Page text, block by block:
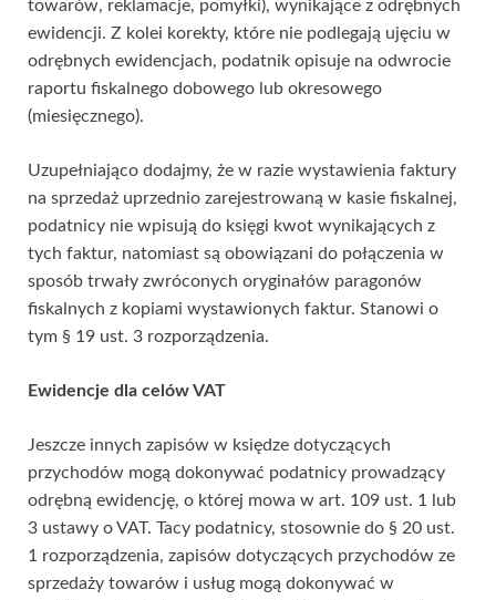
towarów, reklamacje, pomyłki), wynikające z odrębnych
ewidencji. Z kolei korekty, które nie podlegają ujęciu w
odrębnych ewidencjach, podatnik opisuje na odwrocie
raportu fiskalnego dobowego lub okresowego
(miesięcznego).
Uzupełniająco dodajmy, że w razie wystawienia faktury
na sprzedaż uprzednio zarejestrowaną w kasie fiskalnej,
podatnicy nie wpisują do księgi kwot wynikających z
tych faktur, natomiast są obowiązani do połączenia w
sposób trwały zwróconych oryginałów paragonów
fiskalnych z kopiami wystawionych faktur. Stanowi o
tym § 19 ust. 3 rozporządzenia.
Ewidencje dla celów VAT
Jeszcze innych zapisów w księdze dotyczących
przychodów mogą dokonywać podatnicy prowadzący
odrębną ewidencję, o której mowa w art. 109 ust. 1 lub
3 ustawy o VAT. Tacy podatnicy, stosownie do § 20 ust.
1 rozporządzenia, zapisów dotyczących przychodów ze
sprzedaży towarów i usług mogą dokonywać w